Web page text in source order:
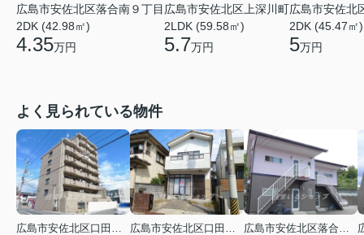
広島市安佐北区落合南９丁目
2DK (42.98㎡)
4.35万円
広島市安佐北区上深川町
2LDK (59.58㎡)
5.7万円
広島市安佐北
2DK (45.47㎡)
5万円
よく見られている物件
広島市安佐北区口田３丁目
広島市安佐北区口田５丁目
広島市安佐北区落合南９丁目